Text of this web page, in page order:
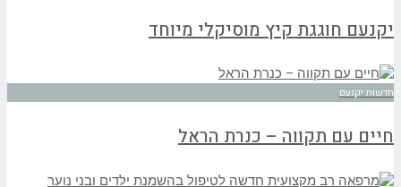
יקנעם חוגגת קיץ מוסיקלי מיוחד
חדשות יקנעם
חיים עם תקווה – כנרת הראל